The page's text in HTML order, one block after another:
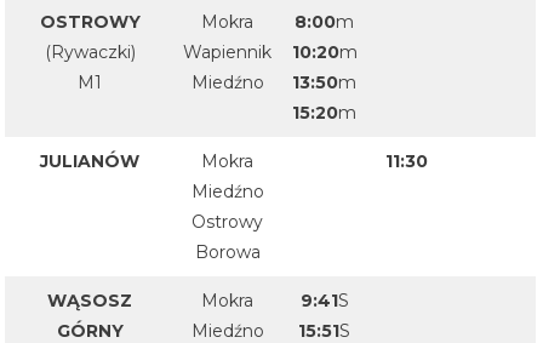
OSTROWY
(Rywaczki)
M1
Mokra
Wapiennik
Miedźno
8:00m
10:20m
13:50m
15:20m
JULIANÓW
Mokra
Miedźno
Ostrowy
Borowa
11:30
WĄSOSZ
GÓRNY
Mokra
Miedźno
9:41S
15:51S